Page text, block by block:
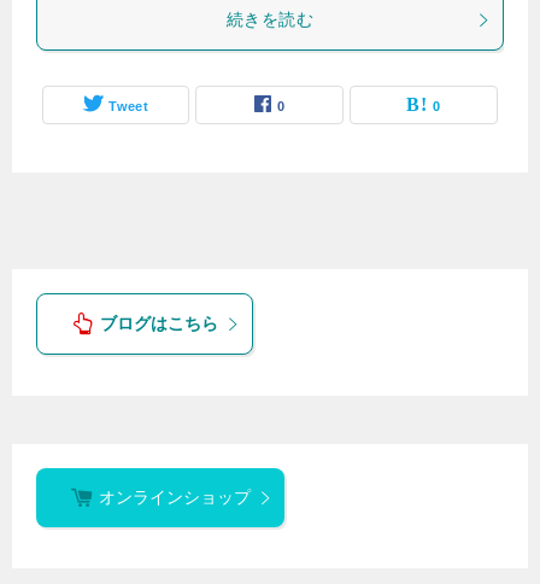
続きを読む
Tweet 0 0
ブログはこちら
オンラインショップ